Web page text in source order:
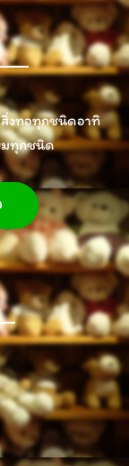
งทอทุกชนิดอาทิ
มทุกชนิด